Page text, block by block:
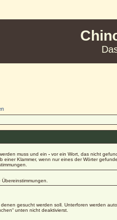
muss und ein -vor ein Wort, das nicht
einer Klammer, wenn nur eines der Wörter
gesucht werden soll. Unterforen werden
unten nicht deaktivierst.